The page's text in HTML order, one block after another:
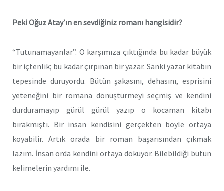
Peki Oğuz Atay’ın en sevdiğiniz romanı hangisidir?
“Tutunamayanlar”. O karşımıza çıktığında bu kadar büyük
bir içtenlik; bu kadar çırpınan bir yazar. Sanki yazar kitabın
tepesinde duruyordu. Bütün şakasını, dehasını, esprisini
yeteneğini bir romana dönüştürmeyi seçmiş ve kendini
durduramayıp gürül gürül yazıp o kocaman kitabı
bırakmıştı. Bir insan kendisini gerçekten böyle ortaya
koyabilir. Artık orada bir roman başarısından çıkmak
lazım. İnsan orda kendini ortaya döküyor. Bilebildiği bütün
kelimelerin yardımı ile.